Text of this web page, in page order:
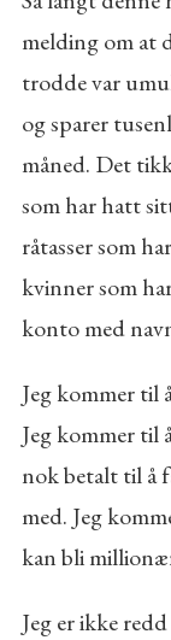
melding om at
trodde var
og sparer
måned. Det
som har hatt
råtasser som
kvinner som
konto med
Jeg kommer til
Jeg kommer til
nok betalt til å
med. Jeg
kan bli
Jeg er ikke